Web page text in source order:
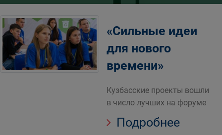
«Сильные идеи
для нового
времени»
Кузбасские проекты вошли
в число лучших на форуме
Подробнее